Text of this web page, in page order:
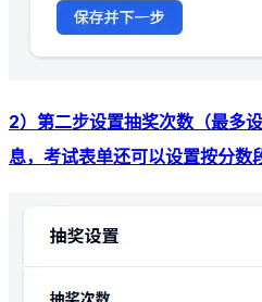
2）第二步设置抽奖次数（最多
息，考试表单还可以设置按分数